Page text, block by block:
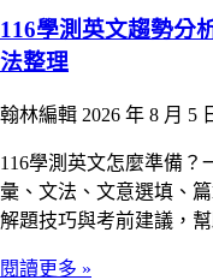
116學測英文趨勢分
法整理
翰林編輯 2026 年 8 月 5
116學測英文怎麼準備？
彙、文法、文意選填、
解題技巧與考前建議，
閱讀更多 »